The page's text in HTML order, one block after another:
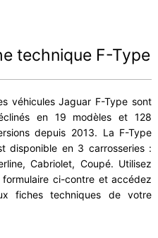
technique F-Type
véhicules Jaguar F-Type sont
en 19 modèles et 128
depuis 2013. La F-Type
disponible en 3 carrosseries :
Cabriolet, Coupé. Utilisez
formulaire ci-contre et accédez
fiches techniques de votre